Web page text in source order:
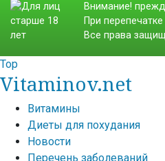
Внимание!
При
Все права
Top
Vitaminov.net
Витамины
Диеты для похудания
Новости
Перечень заболеваний